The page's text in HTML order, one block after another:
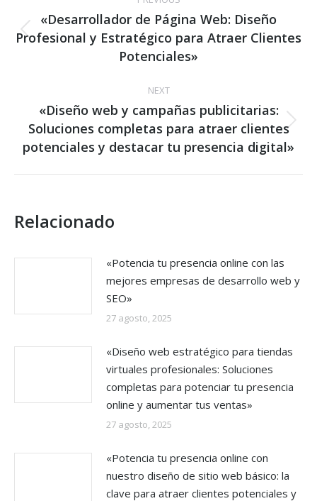
navigation
Previous
post:
«Desarrollador de Página Web: Diseño
Profesional y Estratégico para Atraer Clientes
Potenciales»
NEXT
Next
post:
«Diseño web y campañas publicitarias:
Soluciones completas para atraer clientes
potenciales y destacar tu presencia digital»
Relacionado
«Potencia tu presencia online con las
mejores empresas de desarrollo web y
SEO»
27 agosto, 2025
«Diseño web estratégico para tiendas
virtuales profesionales: Soluciones
completas para potenciar tu presencia
online y aumentar tus ventas»
27 agosto, 2025
«Potencia tu presencia online con
nuestro diseño de sitio web básico: la
clave para atraer clientes potenciales y